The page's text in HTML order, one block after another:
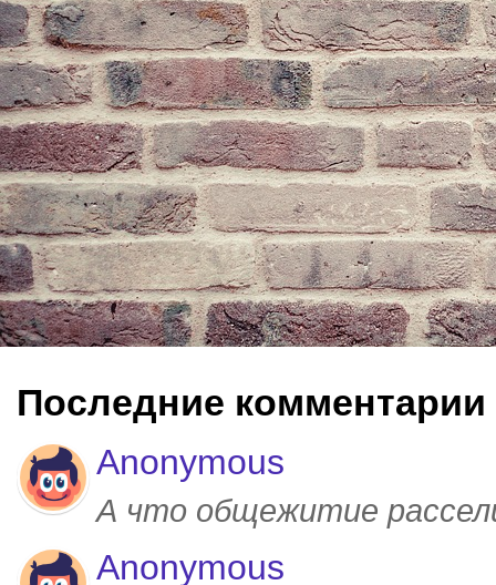
Последние комментарии
Anonymous
А что общежитие
Anonymous